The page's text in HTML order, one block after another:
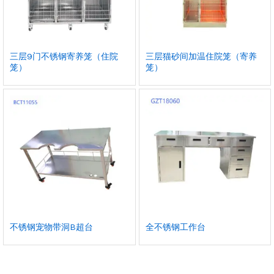
三层9门不锈钢寄养笼（住院
笼）
三层猫砂间加温住院笼（寄养
笼）
不锈钢宠物带洞B超台 全不锈钢工作台